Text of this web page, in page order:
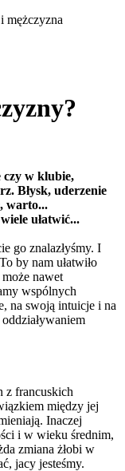
mężczyzna
czy w klubie,
Błysk, uderzenie
warto...
ułatwić...
go znalazłyśmy. I
by nam ułatwiło
nawet
wspólnych
na swoją intuicje i na
z francuskich
między jej
Inaczej
i w wieku średnim,
zmiana żłobi w
jacy jesteśmy.